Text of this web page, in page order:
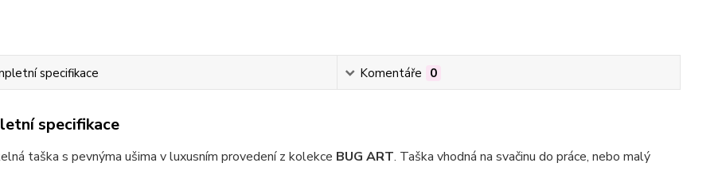
specifikace Komentáře 0
specifikace
taška s pevnýma ušima v luxusním provedení z kolekce BUG ART. Taška vhodná na svačinu do práce, nebo malý